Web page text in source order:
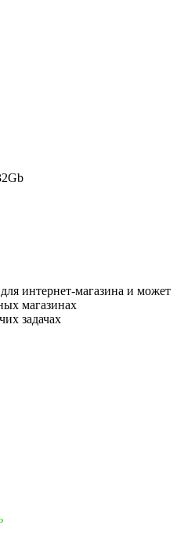
интернет-магазина и может
магазинах
задачах